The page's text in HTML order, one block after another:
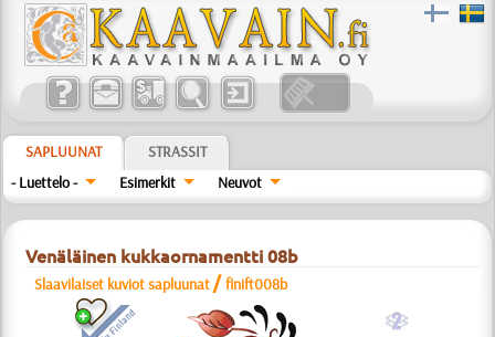
SAPLUUNAT
STRASSIT
- Luettelo -
Esimerkit Neuvot
Venäläinen kukkaornamentti 08b
Slaavilaiset kuviot sapluunat /finift008b
b